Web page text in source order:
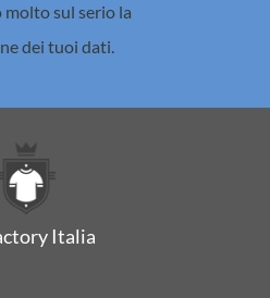
molto sul serio la
dei tuoi dati.
Italia